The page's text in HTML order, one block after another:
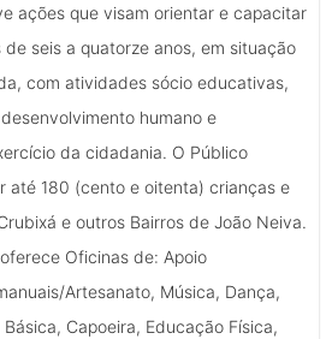
ações que visam orientar e capacitar
seis a quatorze anos, em situação
com atividades sócio educativas,
humano e
da cidadania. O Público
até 180 (cento e oitenta) crianças e
e outros Bairros de João Neiva.
Oficinas de: Apoio
Artesanato, Música, Dança,
Capoeira, Educação Física,